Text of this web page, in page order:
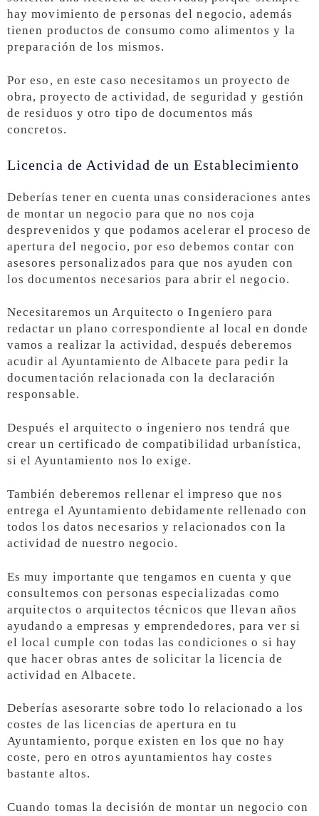
hay movimiento de personas del negocio, además
tienen productos de consumo como alimentos y la
preparación de los mismos.
Por eso, en este caso necesitamos un proyecto de
obra, proyecto de actividad, de seguridad y gestión
de residuos y otro tipo de documentos más
concretos.
Licencia de Actividad de un Establecimiento
Deberías tener en cuenta unas consideraciones antes
de montar un negocio para que no nos coja
desprevenidos y que podamos acelerar el proceso de
apertura del negocio, por eso debemos contar con
asesores personalizados para que nos ayuden con
los documentos necesarios para abrir el negocio.
Necesitaremos un Arquitecto o Ingeniero para
redactar un plano correspondiente al local en donde
vamos a realizar la actividad, después deberemos
acudir al Ayuntamiento de Albacete para pedir la
documentación relacionada con la declaración
responsable.
Después el arquitecto o ingeniero nos tendrá que
crear un certificado de compatibilidad urbanística,
si el Ayuntamiento nos lo exige.
También deberemos rellenar el impreso que nos
entrega el Ayuntamiento debidamente rellenado con
todos los datos necesarios y relacionados con la
actividad de nuestro negocio.
Es muy importante que tengamos en cuenta y que
consultemos con personas especializadas como
arquitectos o arquitectos técnicos que llevan años
ayudando a empresas y emprendedores, para ver si
el local cumple con todas las condiciones o si hay
que hacer obras antes de solicitar la licencia de
actividad en Albacete.
Deberías asesorarte sobre todo lo relacionado a los
costes de las licencias de apertura en tu
Ayuntamiento, porque existen en los que no hay
coste, pero en otros ayuntamientos hay costes
bastante altos.
Cuando tomas la decisión de montar un negocio con